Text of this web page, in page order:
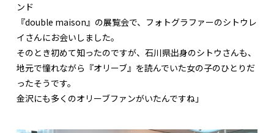
ンド
『double maison』の展覧会で、フォトグラファーのシトウレ
イさんにお会いしました。
そのとき初めて知ったのですが、石川県出身のシトウさんも、
地元で憧れながら『オリーブ』を読んでいた女の子のひとりだ
ったそうです。
金沢にも多くのオリーブファンがいたんですね」